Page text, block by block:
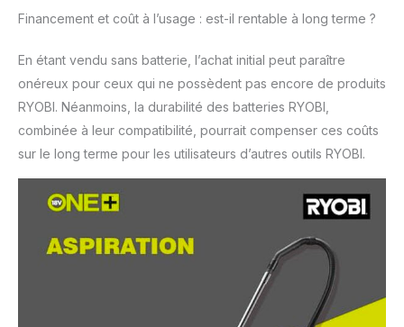
plat, 1 sac filtre, 1
cartouche adaptateur
universel pour raccord
aux outils Sans
batterie, ni chargeur 3
ans de garantie sur les
outils de bricolage et
de jardinage : nos outils
durer, notre garantie
aussi Tous nos outils et
batteries sont garantis
2 ans et, si le
consommateur
enregistre le produit
Financement et coût à l’usage : est-il rentable à long terme ?
En étant vendu sans batterie, l’achat initial peut paraître
onéreux pour ceux qui ne possèdent pas encore de produits
RYOBI. Néanmoins, la durabilité des batteries RYOBI,
combinée à leur compatibilité, pourrait compenser ces coûts
sur le long terme pour les utilisateurs d’autres outils RYOBI.